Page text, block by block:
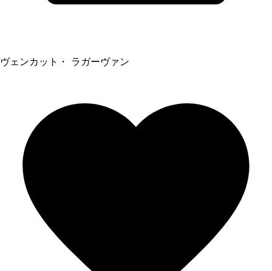
ヴェンカット・ ラガーヴァン